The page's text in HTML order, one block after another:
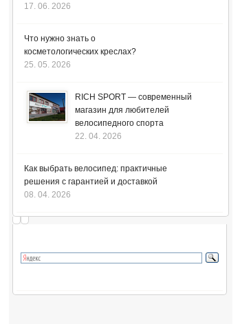
17. 06. 2026
Что нужно знать о
косметологических креслах?
25. 05. 2026
RICH SPORT — современный
магазин для любителей
велосипедного спорта
22. 04. 2026
Как выбрать велосипед: практичные
решения с гарантией и доставкой
08. 04. 2026